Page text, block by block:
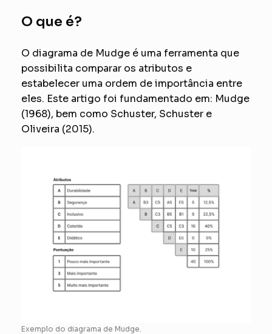
O que é?
O diagrama de Mudge é uma ferramenta que
possibilita comparar os atributos e
estabelecer uma ordem de importância entre
eles. Este artigo foi fundamentado em: Mudge
(1968), bem como Schuster, Schuster e
Oliveira (2015).
Exemplo do diagrama de Mudge.